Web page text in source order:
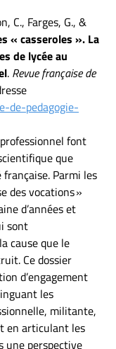
C., Farges, G., &
« casseroles ». La
de lycée au
. Revue française de
de-pedagogie-
font
que
Parmi les
des vocations »
d’années et
sont
cause que le
Ce dossier
d’engagement
les
militante,
en articulant les
une perspective